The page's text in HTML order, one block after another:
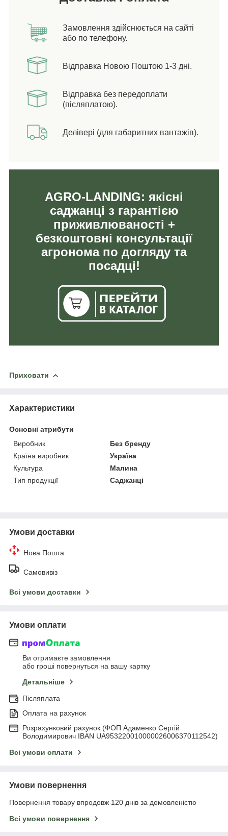
Замовлення здійснюється на сайті
або по телефону.
Відправка Новою Поштою 1-3 дні.
Відправка без передоплати
(післяплатою).
Делівері (для габаритних вантажів).
AGRO-LANDING: якісні
саджанці з гарантією
приживлюваності +
безкоштовні консультації
агронома по догляду та
посадці!
Приховати
Характеристики
Основні атрибути
Виробник
Без бренду
Країна виробник
Україна
Культура
Малина
Тип продукції
Саджанці
Умови доставки
Нова Пошта
Самовивіз
Всі умови доставки
Умови оплати
Ви отримаєте замовлення
або гроші повернуться на вашу картку
Детальніше
Післяплата
Оплата на рахунок
Розрахунковий рахунок (ФОП Адаменко Сергій
Володимирович IBAN UA953220010000026006370112542)
Всі умови оплати
Умови повернення
Повернення товару впродовж 120 днів за домовленістю
Всі умови повернення